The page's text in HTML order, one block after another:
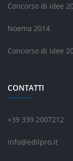
Concorso di idee
Noema 2014
Concorso di idee
CONTATTI
+39 339 2007212
info@edilpro.it